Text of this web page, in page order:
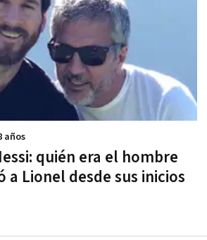
quién era el hombre
a Lionel desde sus inicios
años